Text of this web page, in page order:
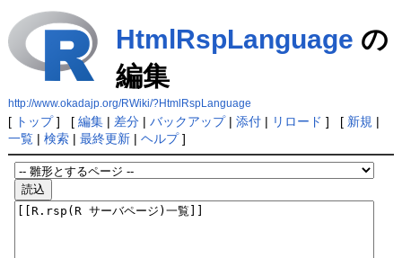
HtmlRspLanguage の
編集
http://www.okadajp.org/RWiki/?HtmlRspLanguage
[ トップ] [ 編集| 差分| バックアップ| 添付| リロード ] [ 新規 |
一覧| 検索| 最終更新| ヘルプ]